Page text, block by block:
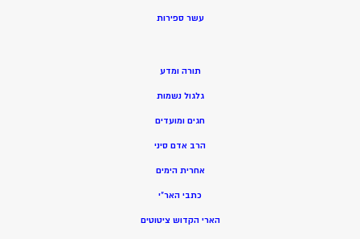
עשר ספירות
תורה ומדע
גלגול נשמות
חגים ומועדים
הרב אדם סיני
אחרית הימים
כתבי האר”י
הארי הקדוש ציטוטים